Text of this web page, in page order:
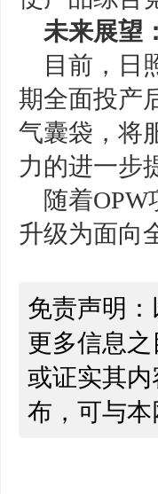
未来展望
目前，日
期全面投产
气囊袋，将
力的进一步
随着
升级为面向
免责声明
更多信息
或证实其
布，可与